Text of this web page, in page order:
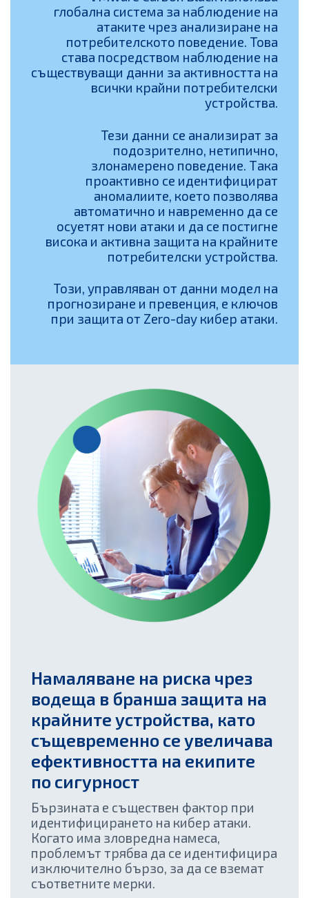
глобална система за наблюдение на
атаките чрез анализиране на
потребителското поведение. Това
става посредством наблюдение на
съществуващи данни за активността на
всички крайни потребителски
устройства.
Тези данни се анализират за
подозрително, нетипично,
злонамерено поведение. Така
проактивно се идентифицират
аномалиите, което позволява
автоматично и навременно да се
осуетят нови атаки и да се постигне
висока и активна защита на крайните
потребителски устройства.
Този, управляван от данни модел на
прогнозиране и превенция, е ключов
при защита от Zero-day кибер атаки.
Намаляване на риска чрез
водеща в бранша защита на
крайните устройства, като
същевременно се увеличава
ефективността на екипите
по сигурност
Бързината е съществен фактор при
идентифицирането на кибер атаки.
Когато има зловредна намеса,
проблемът трябва да се идентифицира
изключително бързо, за да се вземат
съответните мерки.